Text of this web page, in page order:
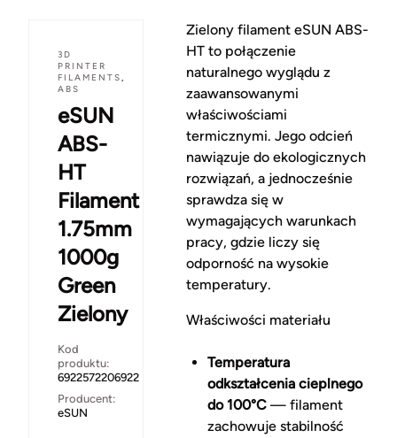
3D
PRINTER
FILAMENTS,
ABS
eSUN
ABS-
HT
Filament
1.75mm
1000g
Green
Zielony
Kod
produktu:
6922572206922
Producent:
eSUN
Zielony filament eSUN ABS-
HT to połączenie
naturalnego wyglądu z
zaawansowanymi
właściwościami
termicznymi. Jego odcień
nawiązuje do ekologicznych
rozwiązań, a jednocześnie
sprawdza się w
wymagających warunkach
pracy, gdzie liczy się
odporność na wysokie
temperatury.
Właściwości materiału
Temperatura
odkształcenia cieplnego
do 100°C— filament
zachowuje stabilność